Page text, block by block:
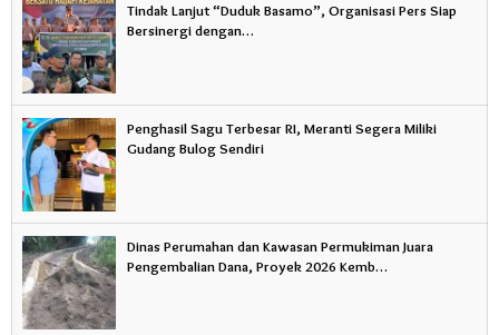
Tindak Lanjut “Duduk Basamo”, Organisasi Pers Siap
Bersinergi dengan…
Penghasil Sagu Terbesar RI, Meranti Segera Miliki
Gudang Bulog Sendiri
Dinas Perumahan dan Kawasan Permukiman Juara
Pengembalian Dana, Proyek 2026 Kemb…